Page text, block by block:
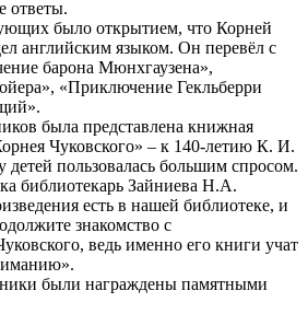
ответы.
было открытием, что Корней
английским языком. Он перевёл с
барона Мюнхгаузена»,
«Приключение Гекльберри
была представлена книжная
Чуковского» – к 140-летию К. И.
детей пользовалась большим спросом.
библиотекарь Зайниева Н.А.
есть в нашей библиотеке, и
знакомство с
ведь именно его книги учат
были награждены памятными